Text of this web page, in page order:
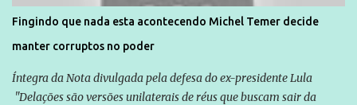
solução do caso Amarildo - Terra Brasil
Fingindo que nada esta acontecendo Michel Temer decide
manter corruptos no poder
Íntegra da Nota divulgada pela defesa do ex-presidente Lula
"Delações são versões unilaterais de réus que buscam sair da